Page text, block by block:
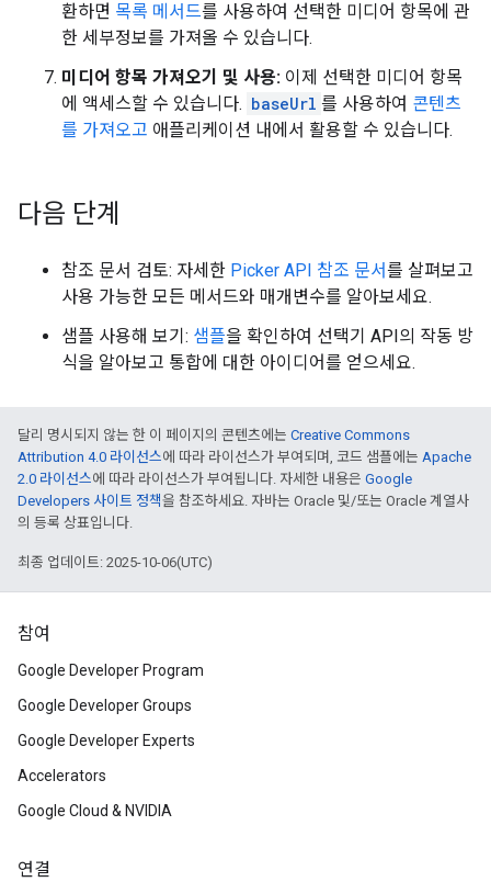
환하면 목록 메서드를 사용하여 선택한 미디어 항목에 관
한 세부정보를 가져올 수 있습니다.
미디어 항목 가져오기 및 사용: 이제 선택한 미디어 항목
에 액세스할 수 있습니다. baseUrl 를 사용하여 콘텐츠
를 가져오고 애플리케이션 내에서 활용할 수 있습니다.
다음 단계
참조 문서 검토: 자세한 Picker API 참조 문서를 살펴보고
사용 가능한 모든 메서드와 매개변수를 알아보세요.
샘플 사용해 보기: 샘플을 확인하여 선택기 API의 작동 방
식을 알아보고 통합에 대한 아이디어를 얻으세요.
달리 명시되지 않는 한 이 페이지의 콘텐츠에는 Creative Commons
Attribution 4.0 라이선스에 따라 라이선스가 부여되며, 코드 샘플에는 Apache
2.0 라이선스에 따라 라이선스가 부여됩니다. 자세한 내용은 Google
Developers 사이트 정책을 참조하세요. 자바는 Oracle 및/또는 Oracle 계열사
의 등록 상표입니다.
최종 업데이트: 2025-10-06(UTC)
참여
Google Developer Program
Google Developer Groups
Google Developer Experts
Accelerators
Google Cloud & NVIDIA
연결